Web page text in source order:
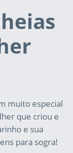
muito especial
que criou e
e sua
para sogra!